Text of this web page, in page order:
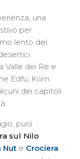
una
per
lento del
Valle dei Re e
Edfu, Kom
dei capitoli
puoi
sul Nilo
Nut e Crociera